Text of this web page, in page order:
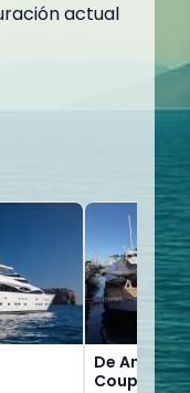
actual
De Antonio
Coupe